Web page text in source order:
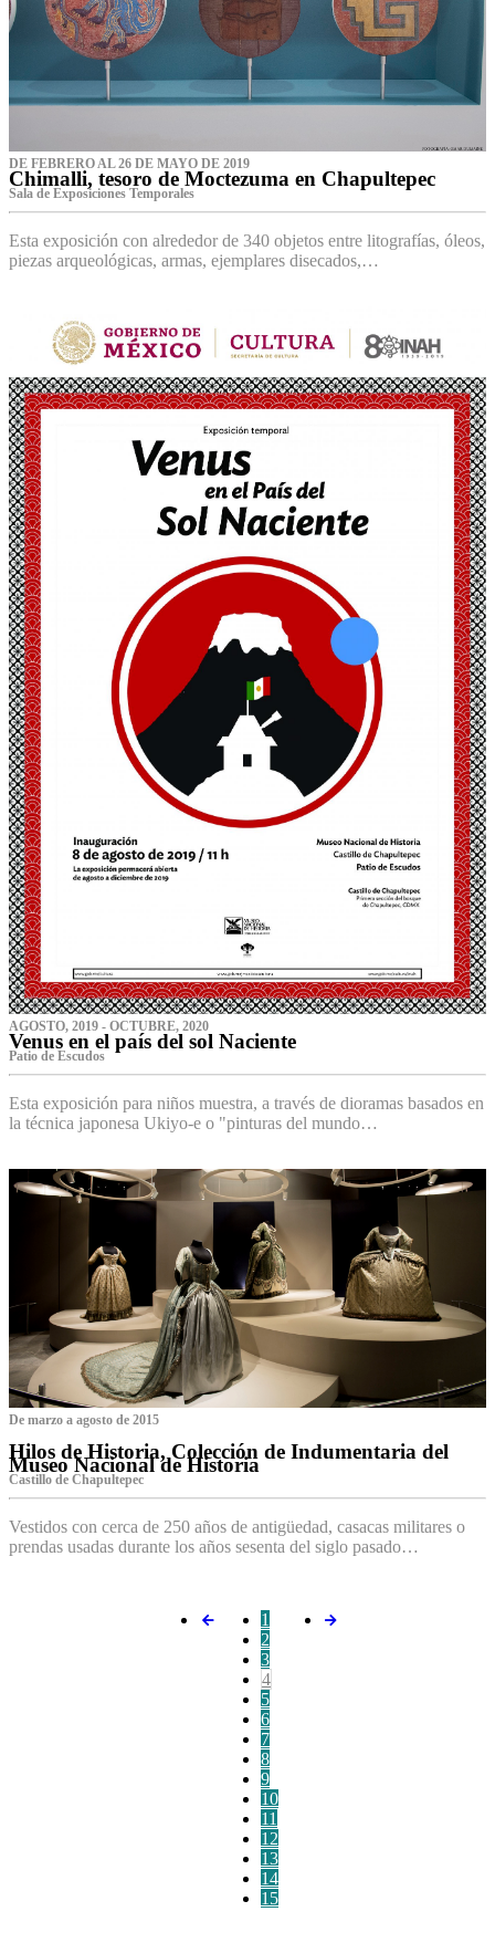
DE FEBRERO AL 26 DE MAYO DE 2019
Chimalli, tesoro de Moctezuma en Chapultepec
Sala de Exposiciones Temporales
Esta exposición con alrededor de 340 objetos entre litografías, óleos,
piezas arqueológicas, armas, ejemplares disecados,…
AGOSTO, 2019 - OCTUBRE, 2020
Venus en el país del sol Naciente
P‌atio de Escudos
Esta exposición para niños muestra, a través de dioramas basados en
la técnica japonesa Ukiyo-e o "pinturas del mundo…
De marzo a agosto de 2015
Hilos de Historia, Colección de Indumentaria del
Museo Nacional de Historia
Castillo de Chapultepec
Vestidos con cerca de 250 años de antigüedad, casacas militares o
prendas usadas durante los años sesenta del siglo pasado…
1
2
3
4
5
6
7
8
9
10
11
12
13
14
15